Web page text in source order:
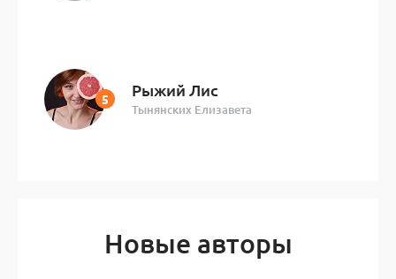
Рыжий Лис
Тынянских Елизавета
Новые авторы